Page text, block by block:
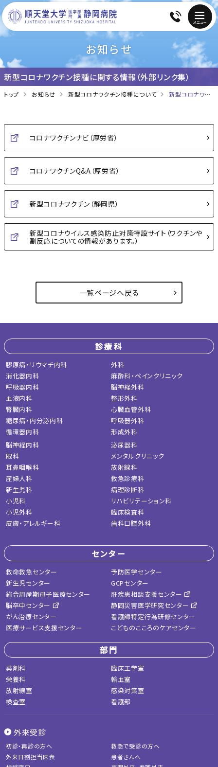
お知らせ
新型コロナワクチン接種に関する情報（外部リンク集）
トップ お知らせ 新型コロナワクチン接種について 新型コロナワクチン接種に関する情報（外部リンク集）
コロナワクチンナビ（厚労省）
コロナワクチンQ&A（厚労省）
新型コロナワクチン（静岡県）
新型コロナウイルス感染防止対策特設サイト（ワクチンや
副反応についての情報があります。）
一覧ページへ戻る
診療科
膠原病・リウマチ内科
消化器内科
呼吸器内科
血液内科
腎臓内科
糖尿病・内分泌内科
循環器内科
外科
麻酔科・ペインクリニック
脳神経外科
整形外科
心臓血管外科
呼吸器外科
形成外科
脳神経内科
眼科
耳鼻咽喉科
産婦人科
新生児科
小児科
小児外科
皮膚・アレルギー科
泌尿器科
メンタルクリニック
放射線科
救急診療科
病理診断科
リハビリテーション科
臨床検査科
歯科口腔外科
センター
救命救急センター
新生児センター
総合周産期母子医療センター
脳卒中センター
がん治療センター
医療サービス支援センター
予防医学センター
GCPセンター
肝疾患相談支援センター
静岡災害医学研究センター
看護師特定行為研修センター
こどものこころのケアセンター
部門
薬剤科
栄養科
放射線室
検査室
臨床工学室
輸血室
感染対策室
看護部
外来受診
初診・再診の方へ
救急で受診の方へ
外来日割担当医表
患者さんへ